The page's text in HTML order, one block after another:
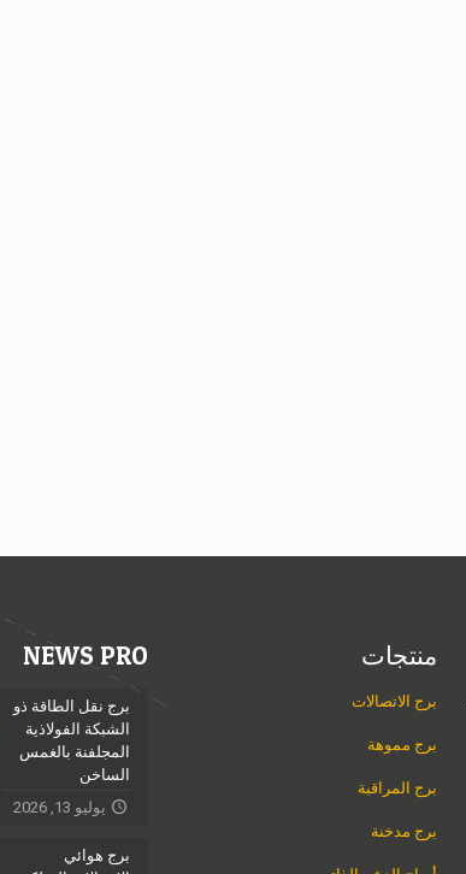
منتجات
برج الاتصالات
برج مموهة
برج المراقبة
برج مدخنة
NEWS PRO
برج نقل الطاقة ذو
الشبكة الفولاذية
المجلفنة بالغمس
الساخن
يوليو 13, 2026
برج هوائي